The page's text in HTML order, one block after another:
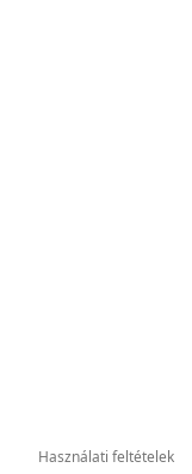
Használati feltételek